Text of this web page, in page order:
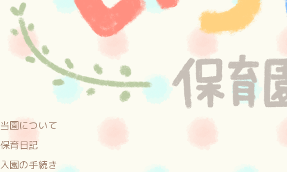
当園について
保育日記
入園の手続き